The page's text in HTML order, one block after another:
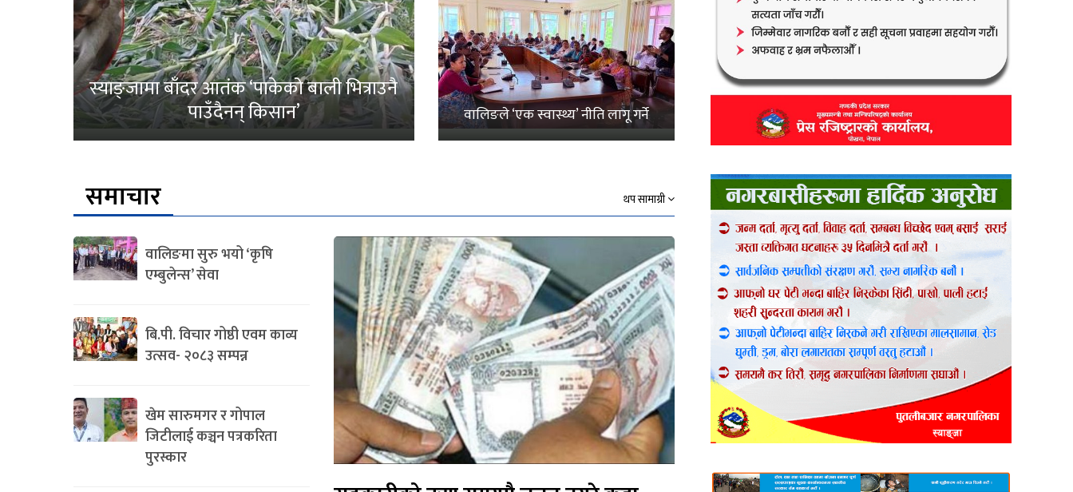
स्याङ्जामा बाँदर आतंक ‘पाकेको बाली भित्राउनै
पाउँदैनन् किसान’ वालिङले ‘एक स्वास्थ्य’ नीति लागू गर्ने
समाचार थप सामाग्री
वालिङमा सुरु भयो ‘कृषि
एम्बुलेन्स’ सेवा
बि.पी. विचार गोष्ठी एवम काव्य
उत्सव- २०८३ सम्पन्न
खेम सारुमगर र गोपाल
जिटीलाई कञ्चन पत्रकरिता
पुरस्कार